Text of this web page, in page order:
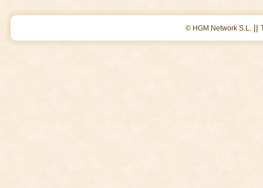
© HGM Network S.L. ||